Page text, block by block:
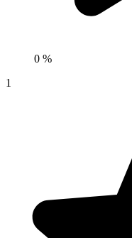
0 %
1